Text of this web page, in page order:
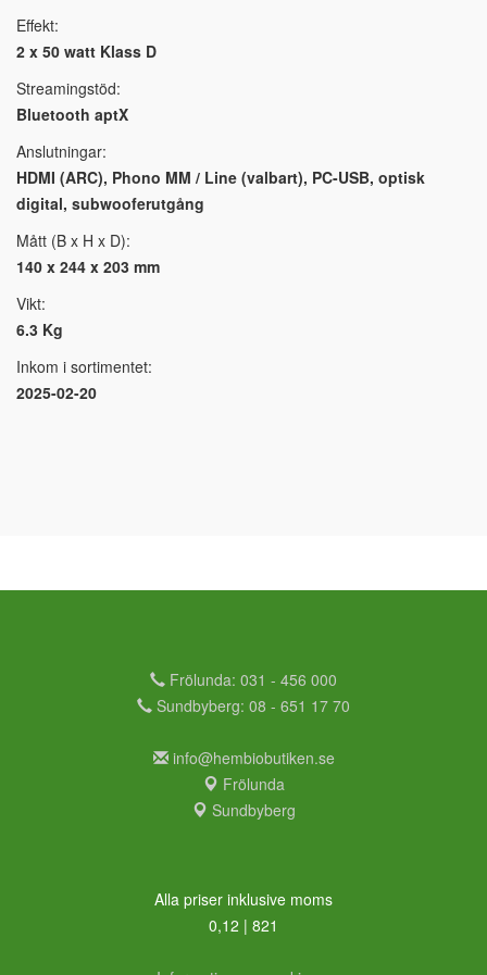
Effekt:
2 x 50 watt Klass D
Streamingstöd:
Bluetooth aptX
Anslutningar:
HDMI (ARC), Phono MM / Line (valbart), PC-USB, optisk
digital, subwooferutgång
Mått (B x H x D):
140 x 244 x 203 mm
Vikt:
6.3 Kg
Inkom i sortimentet:
2025-02-20
Frölunda: 031 - 456 000
Sundbyberg: 08 - 651 17 70
info@hembiobutiken.se
Frölunda
Sundbyberg
Alla priser inklusive moms
0,12 | 821